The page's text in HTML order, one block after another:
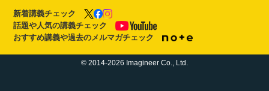
新着講義チェック
話題や人気の講義チェック
おすすめ講義や過去のメルマガチェック
© 2014-2026 Imagineer Co., Ltd.